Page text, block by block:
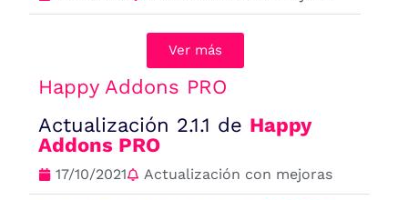
Ver más
Happy Addons PRO
Actualización 2.1.1 de Happy
Addons PRO
17/10/2021 Actualización con mejoras